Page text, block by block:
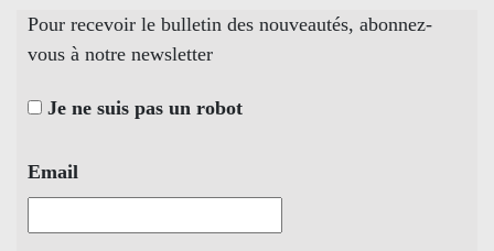
Pour recevoir le bulletin des nouveautés, abonnez-
vous à notre newsletter
Je ne suis pas un robot
Email